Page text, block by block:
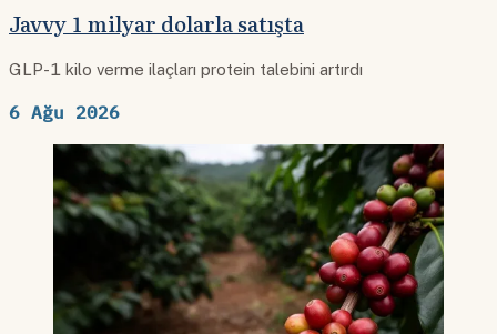
Javvy 1 milyar dolarla satışta
GLP-1 kilo verme ilaçları protein talebini artırdı
6 Ağu 2026